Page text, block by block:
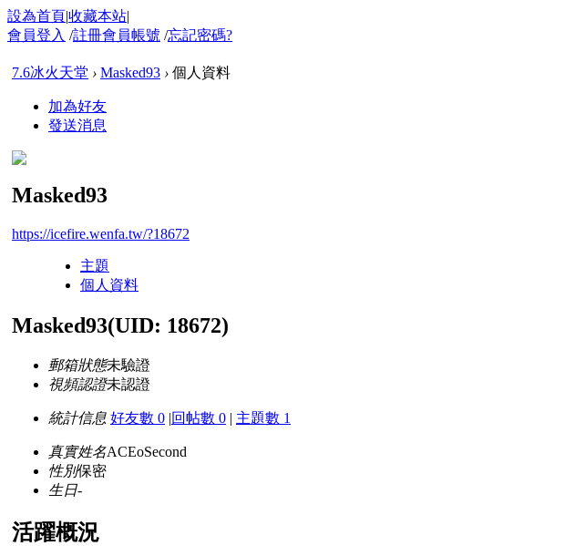
設為首頁|收藏本站|
會員登入 /註冊會員帳號 /忘記密碼?
7.6冰火天堂 › Masked93 › 個人資料
加為好友
發送消息
Masked93
https://icefire.wenfa.tw/?18672
主題
個人資料
Masked93(UID: 18672)
郵箱狀態未驗證
視頻認證未認證
統計信息 好友數 0 |回帖數 0 | 主題數 1
真實姓名ACEoSecond
性別保密
生日-
活躍概況